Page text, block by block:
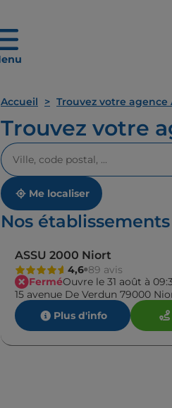
Accueil Trouvez votre agence
Trouvez votre
Veuillez
renseigner
une
adresse
Me localiser
Nos
ASSU 2000 Niort
4,6 89 avis
FerméOuvre le 31 août à
15 avenue De Verdun 79000
Plus d'info